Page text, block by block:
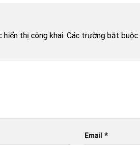
hiển thị công khai. Các trường bắt
Email*